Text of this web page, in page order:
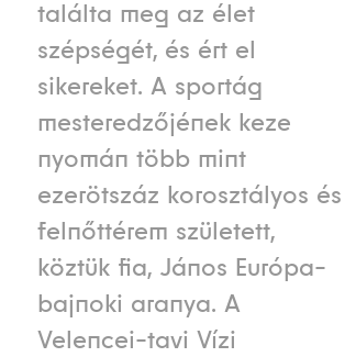
találta meg az élet
szépségét, és ért el
sikereket. A sportág
mesteredzőjének keze
nyomán több mint
ezerötszáz korosztályos és
felnőttérem született,
köztük fia, János Európa-
bajnoki aranya. A
Velencei-tavi Vízi